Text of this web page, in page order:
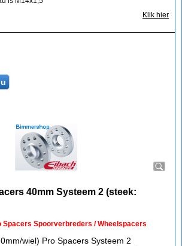
Klik hier
40mm Systeem 2 (steek:
Spacers Spoorverbreders / Wheelspacers
wiel) Pro Spacers Systeem 2